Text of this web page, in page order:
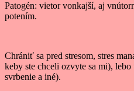
Patogén: vietor vonkajší, aj
potením.
Chrániť sa pred stresom, stres
keby ste chceli ozvyte sa mi),
svrbenie a iné).